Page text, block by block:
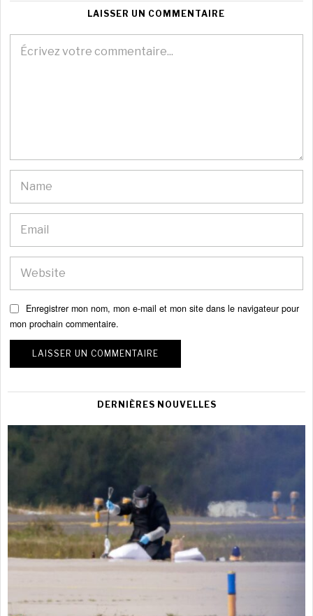
LAISSER UN COMMENTAIRE
Enregistrer mon nom, mon e-mail et mon site dans le navigateur pour
mon prochain commentaire.
DERNIÈRES NOUVELLES